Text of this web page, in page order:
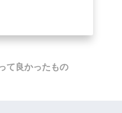
て良かったもの